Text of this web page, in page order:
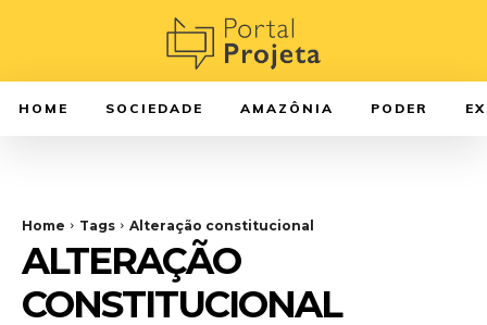
HOME SOCIEDADE AMAZÔNIA PODER
Home Tags Alteração constitucional
ALTERAÇÃO
CONSTITUCIONAL